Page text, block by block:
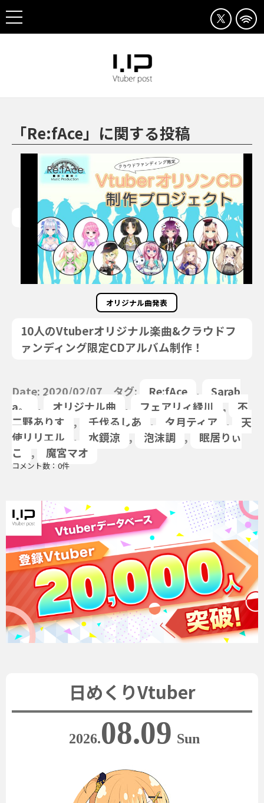
「Re:fAce」に関する投稿
オリジナル曲発表
10人のVtuberオリジナル楽曲&クラウドフ
ァンディング限定CDアルバム制作！
Date: 2020/02/07 タグ: Re:fAce ,
Sarab
a。
, オリジナル曲 , フェアリィ緑川 ,
不
二野ありす
, 千伐るしあ , 夕月ティア ,
天
使リリエル
, 水鏡涼 , 泡沫調 ,
眠居りぃ
こ
, 魔宮マオ
コメント数：0件
日めくりVtuber
2026.08.09 Sun